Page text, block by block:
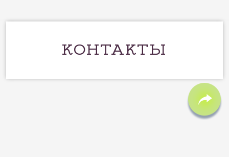
КОНТАКТЫ